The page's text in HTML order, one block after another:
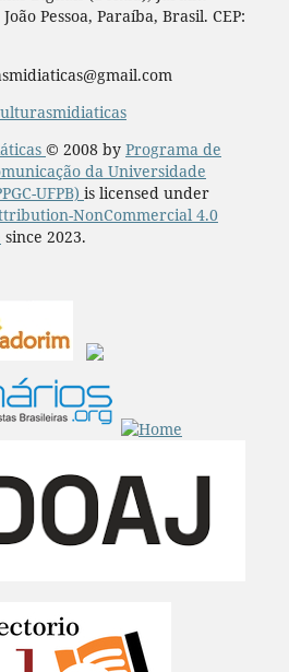
Pessoa, Paraíba, Brasil. CEP:
© 2008 by Programa de
da Universidade
UFPB) is licensed under
NonCommercial 4.0
since 2023.